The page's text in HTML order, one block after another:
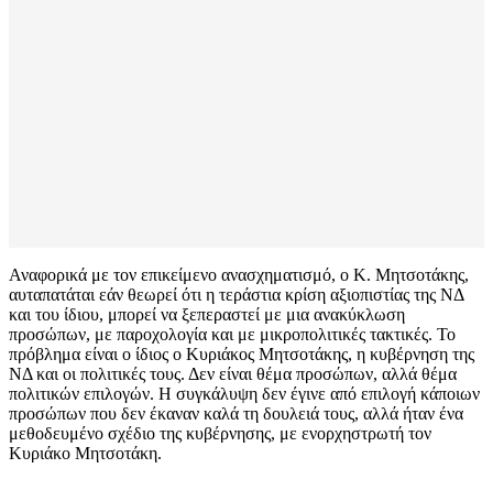
Αναφορικά με τον επικείμενο ανασχηματισμό, ο Κ. Μητσοτάκης,
αυταπατάται εάν θεωρεί ότι η τεράστια κρίση αξιοπιστίας της ΝΔ
και του ίδιου, μπορεί να ξεπεραστεί με μια ανακύκλωση
προσώπων, με παροχολογία και με μικροπολιτικές τακτικές. Το
πρόβλημα είναι ο ίδιος ο Κυριάκος Μητσοτάκης, η κυβέρνηση της
ΝΔ και οι πολιτικές τους. Δεν είναι θέμα προσώπων, αλλά θέμα
πολιτικών επιλογών. Η συγκάλυψη δεν έγινε από επιλογή κάποιων
προσώπων που δεν έκαναν καλά τη δουλειά τους, αλλά ήταν ένα
μεθοδευμένο σχέδιο της κυβέρνησης, με ενορχηστρωτή τον
Κυριάκο Μητσοτάκη.